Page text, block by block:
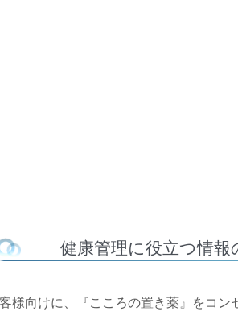
健康管理に役立つ情報
様向けに、『こころの置き薬』をコ